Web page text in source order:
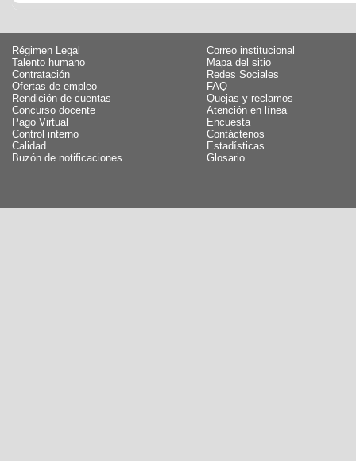
Régimen Legal
Talento humano
Contratación
Ofertas de empleo
Rendición de cuentas
Concurso docente
Pago Virtual
Control interno
Calidad
Buzón de notificaciones
Correo institucional
Mapa del sitio
Redes Sociales
FAQ
Quejas y reclamos
Atención en línea
Encuesta
Contáctenos
Estadísticas
Glosario